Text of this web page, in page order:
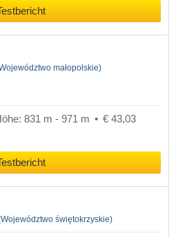
małopolskie)
831 m - 971 m
€ 43,03
świętokrzyskie)